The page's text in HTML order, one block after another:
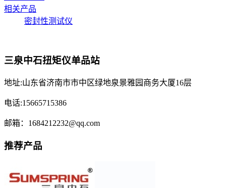
相关产品
密封性测试仪
三泉中石扭矩仪单品站
地址:山东省济南市市中区绿地泉景雅园商务大厦16层
电话:15665715386
邮箱：1684212232@qq.com
推荐产品